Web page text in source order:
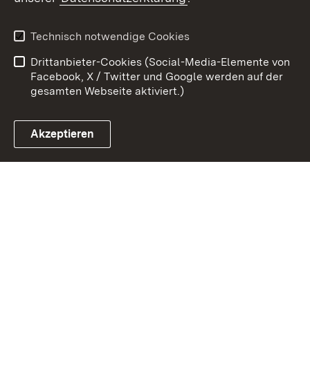
Link zum Landesportal
Kontakt
Impressum
Cookies
Technisch notwendige Cookies
Drittanbieter-Cookies (Social-Media-Elemente von
Facebook, X / Twitter und Google werden auf der
gesamten Webseite aktiviert.)
Akzeptieren